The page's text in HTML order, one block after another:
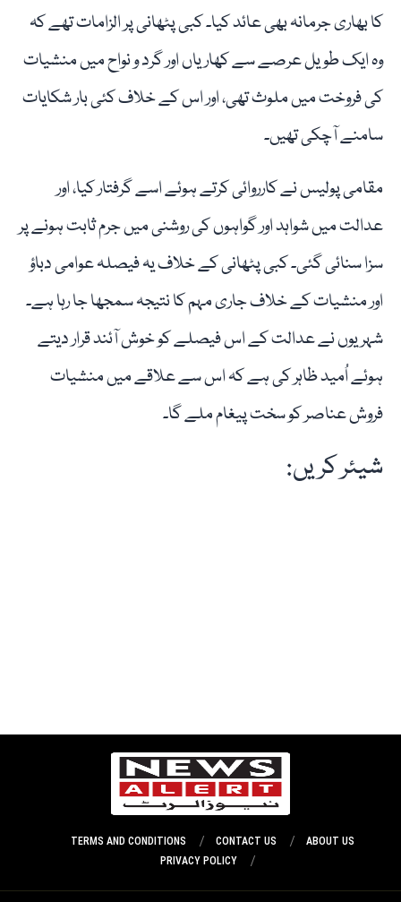
کا بھاری جرمانہ بھی عائد کیا۔ کبی پٹھانی پر الزامات تھے کہ
وہ ایک طویل عرصے سے کھاریاں اور گرد و نواح میں منشیات
کی فروخت میں ملوث تھی، اور اس کے خلاف کئی بار شکایات
سامنے آچکی تھیں۔
مقامی پولیس نے کارروائی کرتے ہوئے اسے گرفتار کیا، اور
عدالت میں شواہد اور گواہوں کی روشنی میں جرم ثابت ہونے پر
سزا سنائی گئی۔ کبی پٹھانی کے خلاف یہ فیصلہ عوامی دباؤ
اور منشیات کے خلاف جاری مہم کا نتیجہ سمجھا جا رہا ہے۔
شہریوں نے عدالت کے اس فیصلے کو خوش آئند قرار دیتے
ہوئے اُمید ظاہر کی ہے کہ اس سے علاقے میں منشیات
فروش عناصر کو سخت پیغام ملے گا۔
شیئر کریں:
ABOUT US
CONTACT US
TERMS AND CONDITIONS
PRIVACY POLICY